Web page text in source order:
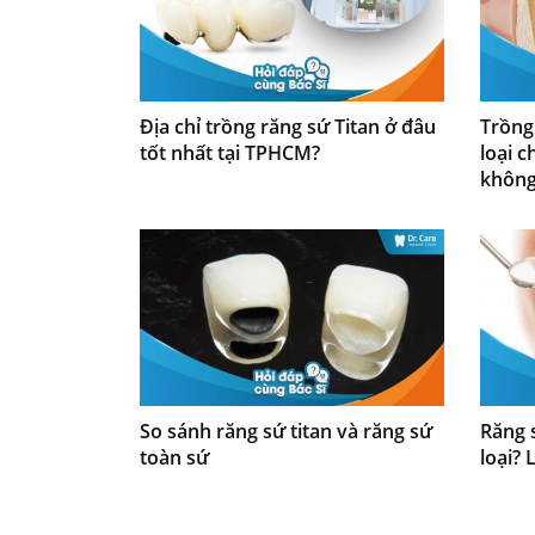
Địa chỉ trồng răng sứ Titan ở đâu
tốt nhất tại TPHCM?
loại
So sánh răng sứ titan và răng sứ
toàn sứ
Răng
loại?